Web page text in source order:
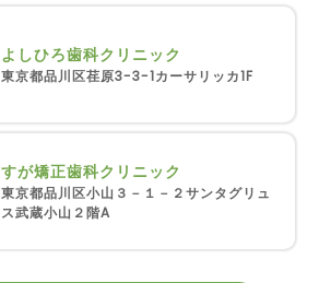
よしひろ歯科クリニック
東京都品川区荏原3-3-1カーサリッカ1F
すが矯正歯科クリニック
東京都品川区小山３－１－２サンタグリュ
ス武蔵小山２階A